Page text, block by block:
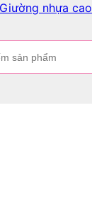
Giường nhựa